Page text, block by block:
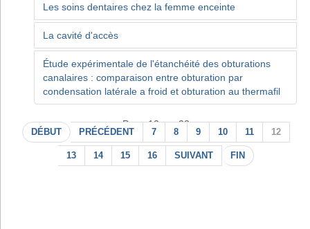
Les soins dentaires chez la femme enceinte
La cavité d'accès
Étude expérimentale de l'étanchéité des obturations
canalaires : comparaison entre obturation par
condensation latérale a froid et obturation au thermafil
Page 12 sur 22
DÉBUT PRÉCÉDENT 7 8 9 10 11 12
13 14 15 16 SUIVANT FIN